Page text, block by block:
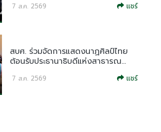
7 ส.ค. 2569 แชร์
สบศ. ร่วมจัดการแสดงนาฏศิลป์ไทย
ต้อนรับประธานาธิบดีแห่งสาธารณ...
7 ส.ค. 2569 แชร์